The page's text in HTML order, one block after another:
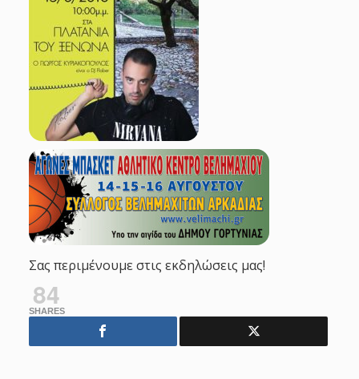
Σας περιμένουμε στις εκδηλώσεις μας!
84
SHARES